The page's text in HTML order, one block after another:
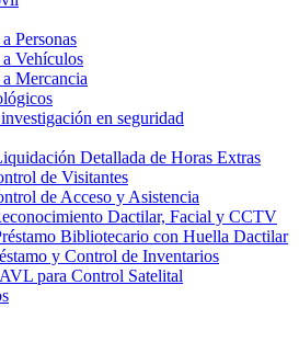
Personas
Vehículos
Mercancia
en seguridad
Detallada de Horas Extras
de Visitantes
de Acceso y Asistencia
Dactilar, Facial y CCTV
Bibliotecario con Huella Dactilar
y Control de Inventarios
para Control Satelital